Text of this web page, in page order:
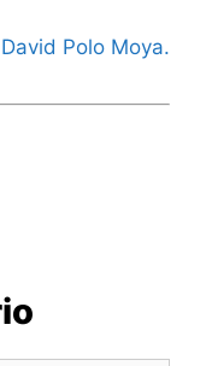
Polo Moya.